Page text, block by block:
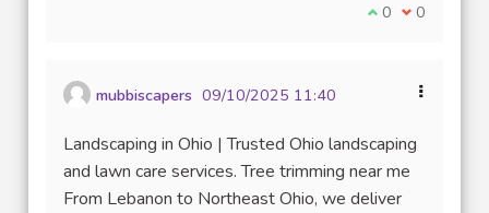
Je suis d'accord
0 Je ne suis
0
mubbiscapers 09/10/2025 11:40
Landscaping in Ohio | Trusted Ohio landscaping
and lawn care services. Tree trimming near me
From Lebanon to Northeast Ohio, we deliver